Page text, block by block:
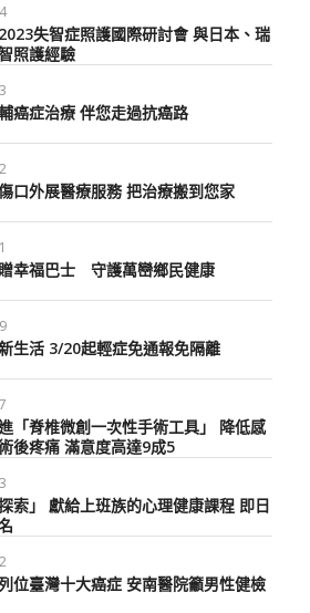
失智症照護國際研討會 與日本、瑞
照護經驗
癌症治療 伴您走過抗癌路
口外展醫療服務 把治療搬到您家
幸福巴士 守護萬巒鄉民健康
生活 3/20起輕症免通報免隔離
「脊椎微創一次性手術工具」 降低感
後疼痛 滿意度高達9成5
探索」 獻給上班族的心理健康課程 即日
位臺灣十大癌症 安南醫院籲男性健檢